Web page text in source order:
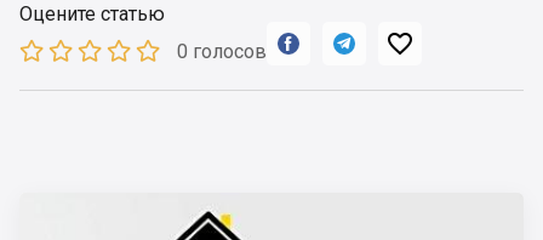
Оцените статью
0 голосов
  